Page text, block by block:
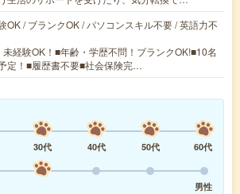
OK / ブランクOK / パソコンスキル不要 / 英語力不
経験OK！■年齢・学歴不問！ブランクOK!■10名
定！■履歴書不要■社会保険完…
30代 40代 50代
60代
男性